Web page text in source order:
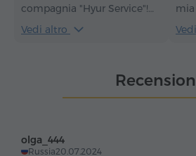
compagnia "Hyur Service"!
Amo il mio paese e mi
un'impressione indelebile e il
desiderio di tornare molte
Vedi altro
olga_444
Russia20.07.2024